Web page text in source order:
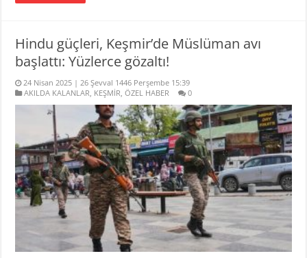
Hindu güçleri, Keşmir’de Müslüman avı
başlattı: Yüzlerce gözaltı!
24 Nisan 2025 | 26 Şevval 1446 Perşembe 15:39
AKILDA KALANLAR KEŞMİR ,ÖZEL HABER 0